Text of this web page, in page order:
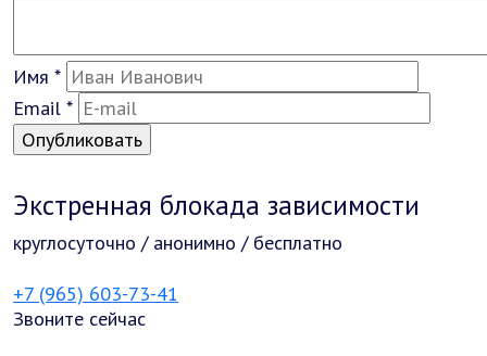
Имя *
Email *
Экстренная блокада зависимости
круглосуточно / анонимно / бесплатно
+7 (965) 603-73-41
Звоните сейчас